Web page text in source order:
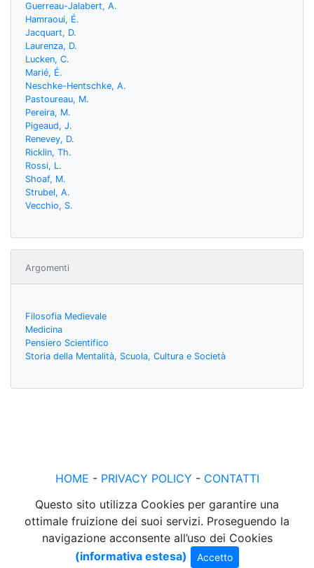
Guerreau-Jalabert, A.
Hamraoui, É.
Jacquart, D.
Laurenza, D.
Lucken, C.
Marié, É.
Neschke-Hentschke, A.
Pastoureau, M.
Pereira, M.
Pigeaud, J.
Renevey, D.
Ricklin, Th.
Rossi, L.
Shoaf, M.
Strubel, A.
Vecchio, S.
Argomenti
Filosofia Medievale
Medicina
Pensiero Scientifico
Storia della Mentalità, Scuola, Cultura e Società
HOME - PRIVACY POLICY - CONTATTI
Questo sito utilizza Cookies per garantire una
ottimale fruizione dei suoi servizi. Proseguendo la
navigazione acconsente all’uso dei Cookies
(informativa estesa)
Accetto